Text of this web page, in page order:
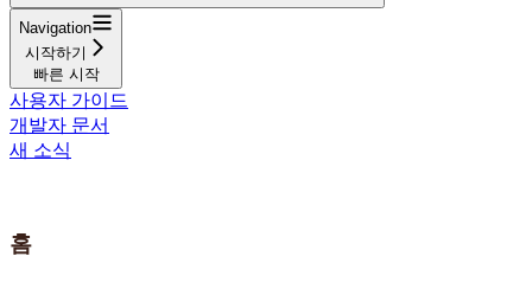
Navigation
시작하기
빠른 시작
사용자 가이드
개발자 문서
새 소식
홈